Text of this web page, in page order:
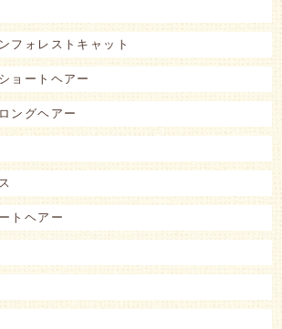
フォレストキャット
ョートヘアー
ングヘアー
トヘアー